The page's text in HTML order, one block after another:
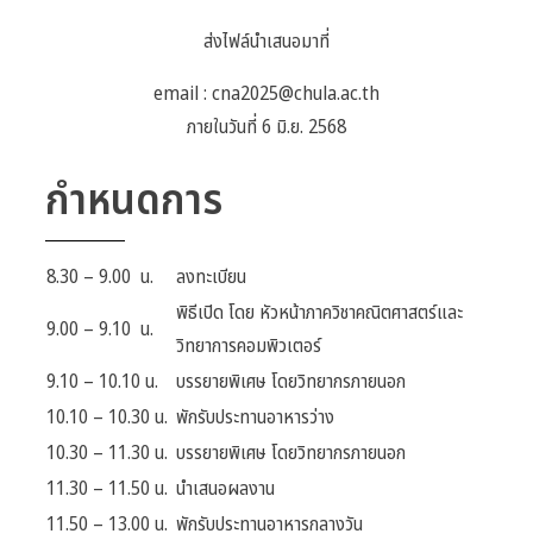
ส่งไฟล์นำเสนอมาที่
email : cna2025@chula.ac.th
ภายในวันที่ 6 มิ.ย. 2568
กำหนดการ
8.30 – 9.00 น.
ลงทะเบียน
9.00 – 9.10 น.
พิธีเปิด โดย หัวหน้าภาควิชาคณิตศาสตร์และ
วิทยาการคอมพิวเตอร์
9.10 – 10.10 น.
บรรยายพิเศษ โดยวิทยากรภายนอก
10.10 – 10.30 น. พักรับประทานอาหารว่าง
10.30 – 11.30 น. บรรยายพิเศษ โดยวิทยากรภายนอก
11.30 – 11.50 น. นำเสนอผลงาน
11.50 – 13.00 น. พักรับประทานอาหารกลางวัน